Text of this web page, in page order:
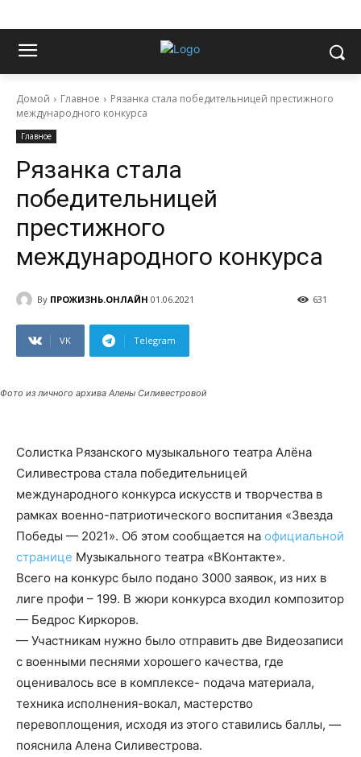
Домой Главное
Рязанка стала победительницей престижного
международного конкурса
Главное
Рязанка стала
победительницей
престижного
международного конкурса
By ПРОЖИЗНЬ.ОНЛАЙН 01.06.2021 631
VK Telegram
Фото из личного архива Алены Силивестровой
Солистка Рязанского музыкального театра Алёна
Силивестрова стала победительницей
международного конкурса искусств и творчества в
рамках военно-патриотического воспитания «Звезда
Победы — 2021». Об этом сообщается на официальной
странице Музыкального театра «ВКонтакте».
Всего на конкурс было подано 3000 заявок, из них в
лиге профи – 199. В жюри конкурса входил композитор
— Бедрос Киркоров.
— Участникам нужно было отправить две Видеозаписи
с военными песнями хорошего качества, где
оценивалось все в комплексе- подача материала,
техника исполнения-вокал, мастерство
перевоплощения, исходя из этого ставились баллы, —
пояснила Алена Силивестрова.